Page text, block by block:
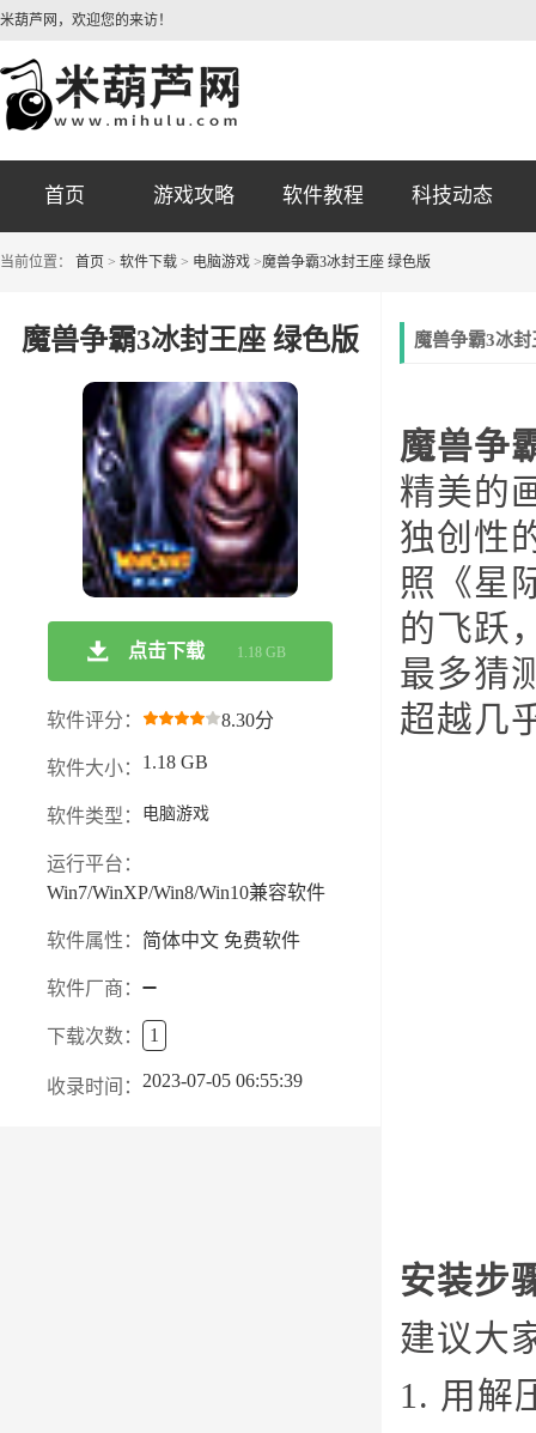
米葫芦网，欢迎您的来访！
首页 游戏攻略 软件教程 科技动态
当前位置： 首页 > 软件下载 > 电脑游戏 >魔兽争霸3冰封王座 绿色版
魔兽争霸3冰封王座 绿色版
点击下载 1.18 GB
软件评分： 8.30分
软件大小： 1.18 GB
软件类型： 电脑游戏
运行平台：
Win7/WinXP/Win8/Win10兼容软件
软件属性： 简体中文 免费软件
软件厂商：
下载次数： 1
收录时间： 2023-07-05 06:55:39
魔兽争霸3冰
魔兽争
精美的
独创性
照《星
的飞跃
最多猜
超越几
安装步
建议大
1. 用解